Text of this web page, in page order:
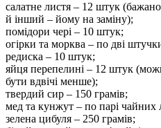
салатне листя – 12 штук
й інший – йому на заміну);
помідори чері – 10 штук;
огірки та морква – по дві
редиска – 10 штук;
яйця перепелині – 12 штук
бути вдвічі менше);
твердий сир – 150 грамів;
мед та кунжут – по парі чайних
зелена цибуля – 250 грамів;